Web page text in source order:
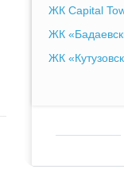
ЖК Capital
ЖК
ЖК